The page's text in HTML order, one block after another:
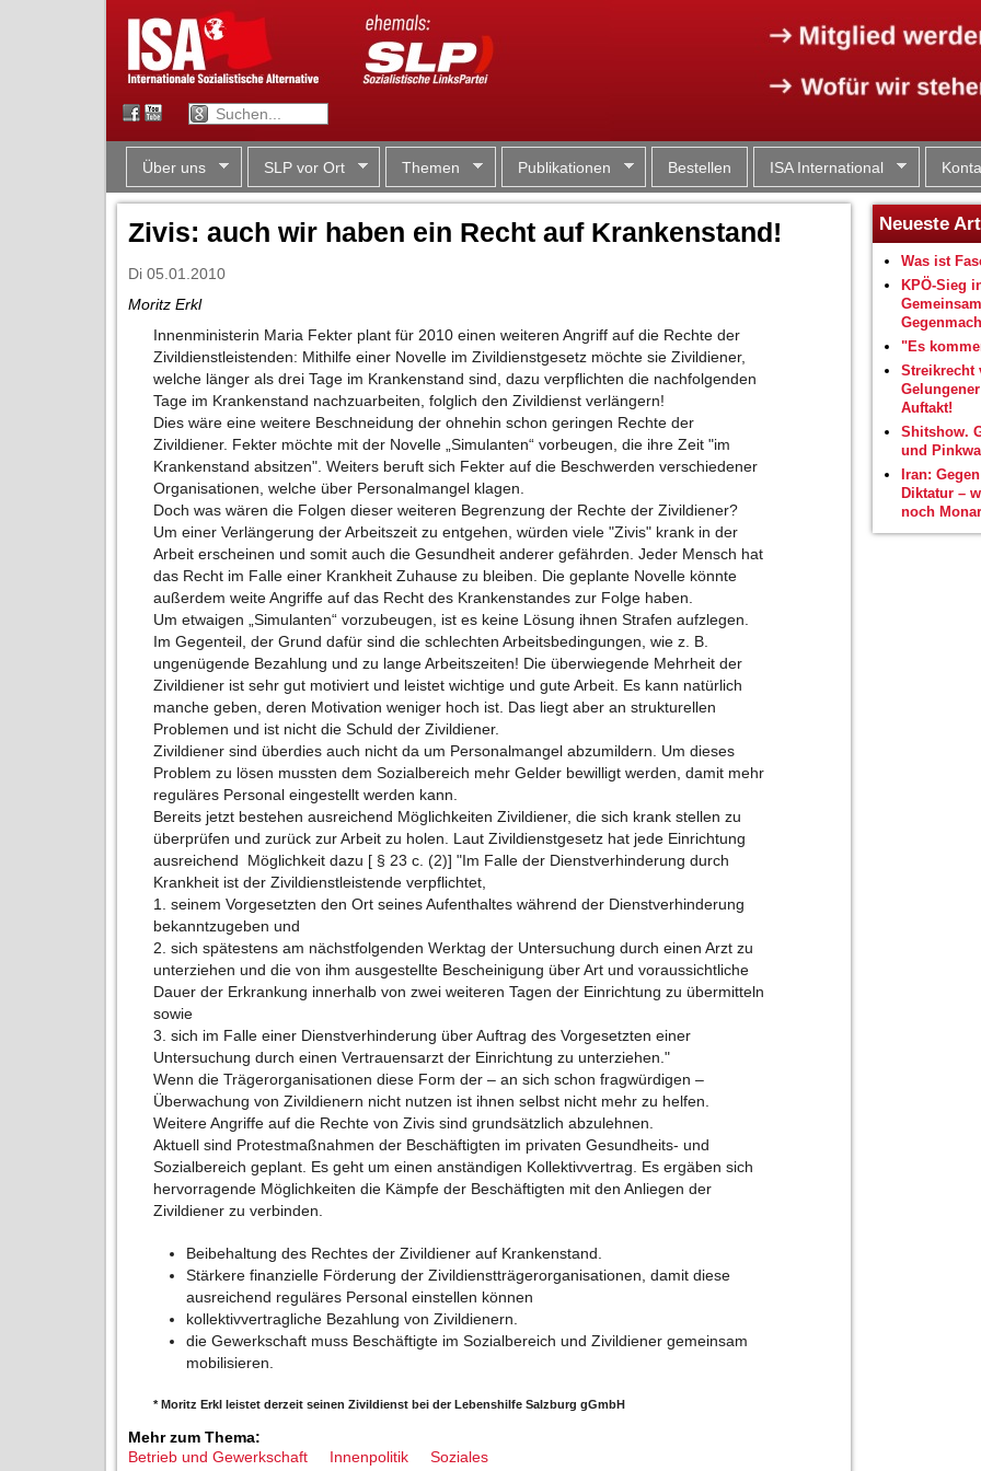
Über uns SLP vor Ort Themen Publikationen Bestellen ISA International
Zivis: auch wir haben ein Recht auf Krankenstand!
Di 05.01.2010
Moritz Erkl
Innenministerin Maria Fekter plant für 2010 einen weiteren Angriff auf die Rechte der
Zivildienstleistenden: Mithilfe einer Novelle im Zivildienstgesetz möchte sie Zivildiener,
welche länger als drei Tage im Krankenstand sind, dazu verpflichten die nachfolgenden
Tage im Krankenstand nachzuarbeiten, folglich den Zivildienst verlängern!
Dies wäre eine weitere Beschneidung der ohnehin schon geringen Rechte der
Zivildiener. Fekter möchte mit der Novelle „Simulanten“ vorbeugen, die ihre Zeit "im
Krankenstand absitzen". Weiters beruft sich Fekter auf die Beschwerden verschiedener
Organisationen, welche über Personalmangel klagen.
Doch was wären die Folgen dieser weiteren Begrenzung der Rechte der Zivildiener?
Um einer Verlängerung der Arbeitszeit zu entgehen, würden viele "Zivis" krank in der
Arbeit erscheinen und somit auch die Gesundheit anderer gefährden. Jeder Mensch hat
das Recht im Falle einer Krankheit Zuhause zu bleiben. Die geplante Novelle könnte
außerdem weite Angriffe auf das Recht des Krankenstandes zur Folge haben.
Um etwaigen „Simulanten“ vorzubeugen, ist es keine Lösung ihnen Strafen aufzlegen.
Im Gegenteil, der Grund dafür sind die schlechten Arbeitsbedingungen, wie z. B.
ungenügende Bezahlung und zu lange Arbeitszeiten! Die überwiegende Mehrheit der
Zivildiener ist sehr gut motiviert und leistet wichtige und gute Arbeit. Es kann natürlich
manche geben, deren Motivation weniger hoch ist. Das liegt aber an strukturellen
Problemen und ist nicht die Schuld der Zivildiener.
Zivildiener sind überdies auch nicht da um Personalmangel abzumildern. Um dieses
Problem zu lösen mussten dem Sozialbereich mehr Gelder bewilligt werden, damit mehr
reguläres Personal eingestellt werden kann.
Bereits jetzt bestehen ausreichend Möglichkeiten Zivildiener, die sich krank stellen zu
überprüfen und zurück zur Arbeit zu holen. Laut Zivildienstgesetz hat jede Einrichtung
ausreichend Möglichkeit dazu [ § 23 c. (2)] "Im Falle der Dienstverhinderung durch
Krankheit ist der Zivildienstleistende verpflichtet,
1. seinem Vorgesetzten den Ort seines Aufenthaltes während der Dienstverhinderung
bekanntzugeben und
2. sich spätestens am nächstfolgenden Werktag der Untersuchung durch einen Arzt zu
unterziehen und die von ihm ausgestellte Bescheinigung über Art und voraussichtliche
Dauer der Erkrankung innerhalb von zwei weiteren Tagen der Einrichtung zu übermitteln
sowie
3. sich im Falle einer Dienstverhinderung über Auftrag des Vorgesetzten einer
Untersuchung durch einen Vertrauensarzt der Einrichtung zu unterziehen."
Wenn die Trägerorganisationen diese Form der – an sich schon fragwürdigen –
Überwachung von Zivildienern nicht nutzen ist ihnen selbst nicht mehr zu helfen.
Weitere Angriffe auf die Rechte von Zivis sind grundsätzlich abzulehnen.
Aktuell sind Protestmaßnahmen der Beschäftigten im privaten Gesundheits- und
Sozialbereich geplant. Es geht um einen anständigen Kollektivvertrag. Es ergäben sich
hervorragende Möglichkeiten die Kämpfe der Beschäftigten mit den Anliegen der
Zivildiener zu verbinden.
Beibehaltung des Rechtes der Zivildiener auf Krankenstand.
Stärkere finanzielle Förderung der Zivildienstträgerorganisationen, damit diese
ausreichend reguläres Personal einstellen können
kollektivvertragliche Bezahlung von Zivildienern.
die Gewerkschaft muss Beschäftigte im Sozialbereich und Zivildiener gemeinsam
mobilisieren.
* Moritz Erkl leistet derzeit seinen Zivildienst bei der Lebenshilfe Salzburg gGmbH
Mehr zum Thema:
Betrieb und Gewerkschaft
Innenpolitik Soziales
Neueste
Was ist
KPÖ-Sieg
"Es
Streikrecht
Auftakt!
Shitshow.
und
Iran:
Diktatur –
noch